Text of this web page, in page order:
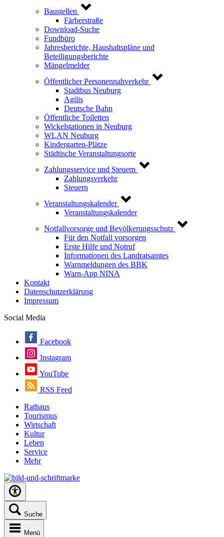
Baustellen
Färberstraße
Download-Suche
Fundbüro
Jahresberichte, Haushaltspläne und
Beteiligungsberichte
Mängelmelder
Öffentlicher Personennahverkehr
Stadtbus Neuburg
Agilis
Deutsche Bahn
Öffentliche Toiletten
Wickelstationen in Neuburg
WLAN Neuburg
Kindergarten-Plätze
Städtische Veranstaltungsorte
Zahlungsservice und Steuern
Zahlungsverkehr
Steuern
Veranstaltungskalender
Veranstaltungskalender
Notfallvorsorge und Bevölkerungsschutz
Für den Notfall vorsorgen
Erste Hilfe und Notruf
Informationen des Landratsamtes
Warnmeldungen des BBK
Warn-App NINA
Kontakt
Datenschutzerklärung
Impressum
Social Media
Facebook
Instagram
YouTube
RSS Feed
Rathaus
Tourismus
Wirtschaft
Kultur
Leben
Service
Mehr
Suche
Menü